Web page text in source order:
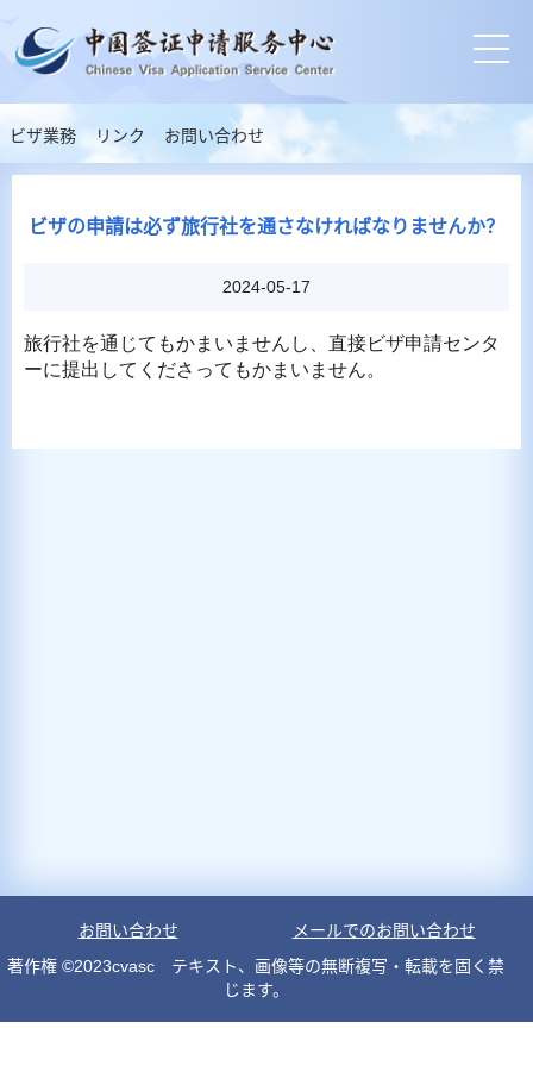
ビザ業務 リンク お問い合わせ
ビザの申請は必ず旅行社を通さなければなりませんか？
2024-05-17
旅行社を通じてもかまいませんし、直接ビザ申請センタ
ーに提出してくださってもかまいません。
お問い合わせ
メールでのお問い合わせ
著作権 ©2023cvasc テキスト、画像等の無断複写・転載を固く禁
じます。